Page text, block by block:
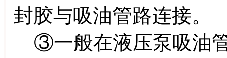
封胶与吸油管路连接。
③一般在液压泵吸油